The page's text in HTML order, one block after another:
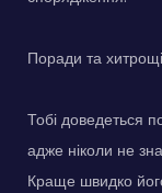
Поради та хитрощі
Тобі доведеться
адже ніколи не
Краще швидко